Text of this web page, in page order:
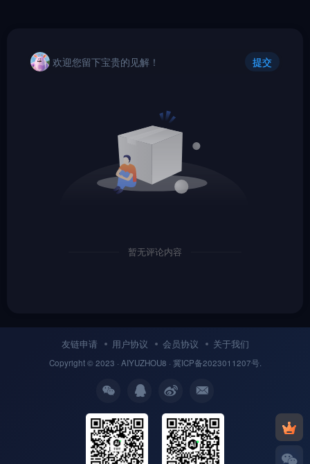
欢迎您留下宝贵的见解！ 提交
暂无评论内容
友链申请 用户协议 会员协议 关于我们
Copyright © 2023 · AIYUZHOU8 · 冀ICP备2023011207号.